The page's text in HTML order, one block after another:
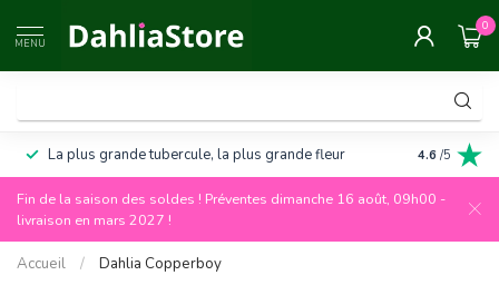
MENU
0
La plus grande tubercule, la plus grande fleur Garantie
4.6 /5
Fin de la saison des soldes ! Préventes dimanche 16 août, 09h00 -
livraison en mars 2027 !
Accueil / Dahlia Copperboy